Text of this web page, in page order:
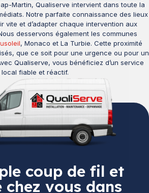
Martin, Qualiserve intervient dans toute la
Notre parfaite connaissance des lieux
vite et d’adapter chaque intervention aux
desservons également les communes
, Monaco et La Turbie. Cette proximité
que ce soit pour une urgence ou pour un
Qualiserve, vous bénéficiez d’un service
local fiable et réactif.
coup de fil et
vous dans